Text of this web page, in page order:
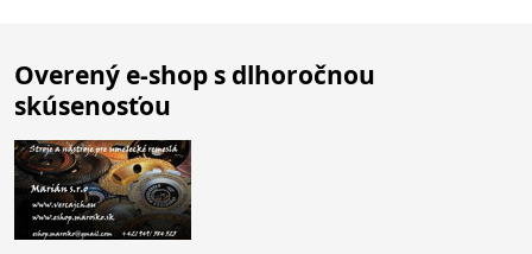
Overený e-shop s dlhoročnou
skúsenosťou